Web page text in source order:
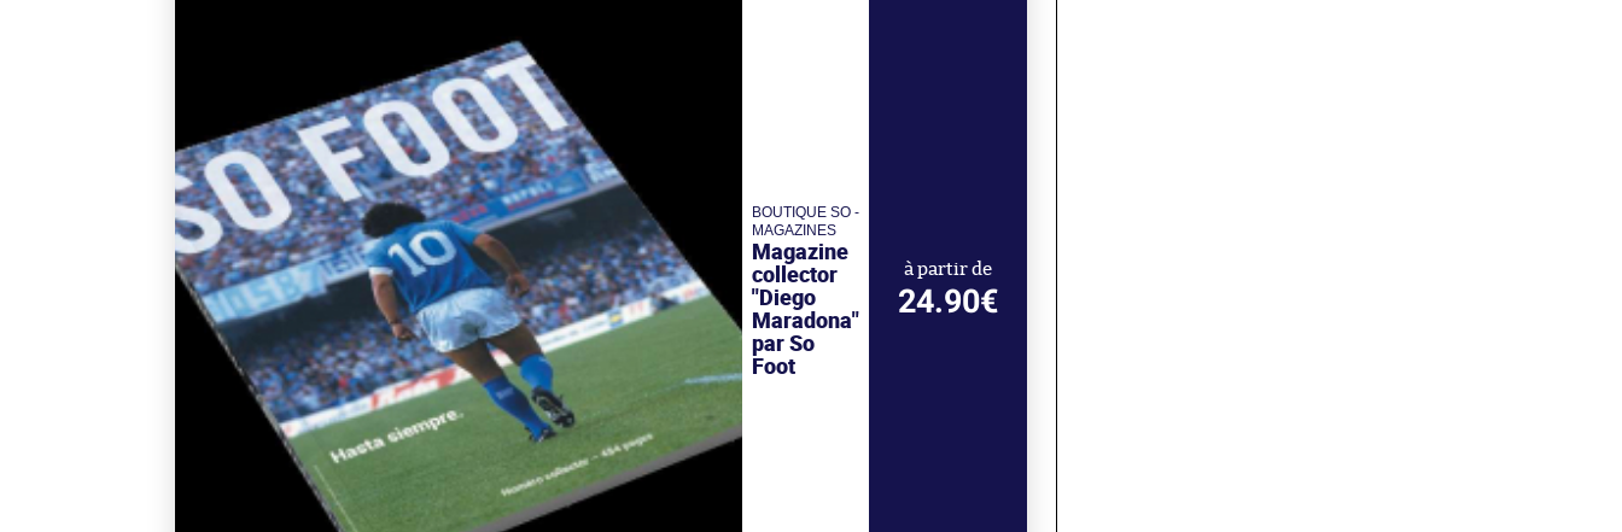
BOUTIQUE SO -
MAGAZINES
Magazine
collector
"Diego
Maradona"
par So
Foot
à partir de
24.90€